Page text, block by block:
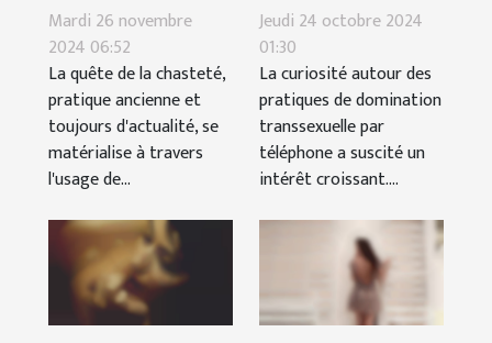
matériaux des
dispositifs de
chasteté
Mardi 26 novembre
2024 06:52
La quête de la chasteté,
pratique ancienne et
toujours d'actualité, se
matérialise à travers
l'usage de...
transsexuelle
par téléphone
Jeudi 24 octobre 2024
01:30
La curiosité autour des
pratiques de domination
transsexuelle par
téléphone a suscité un
intérêt croissant....